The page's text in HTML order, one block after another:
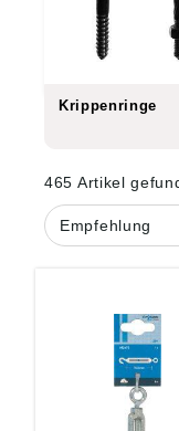
Krippenringe
465 Artikel